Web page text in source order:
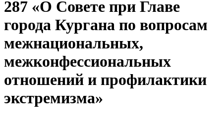
287 «О Совете при Главе
города Кургана по вопросам
межнациональных,
межконфессиональных
отношений и профилактики
экстремизма»